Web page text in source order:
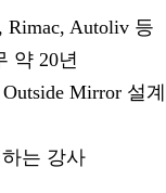
Rimac, Autoliv 등
약 20년
Mirror 설
는 강사